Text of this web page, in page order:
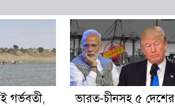
গর্ভবতী,
ভারত-চীনসহ ৫ দেশের